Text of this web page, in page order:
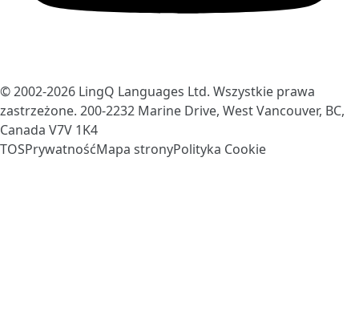
© 2002-2026 LingQ Languages Ltd. Wszystkie prawa
zastrzeżone. 200-2232 Marine Drive, West Vancouver, BC,
Canada V7V 1K4
TOSPrywatnośćMapa stronyPolityka Cookie